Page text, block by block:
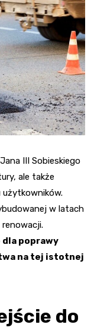
III Sobieskiego
ale także
w latach
poprawy
na tej istotnej
do